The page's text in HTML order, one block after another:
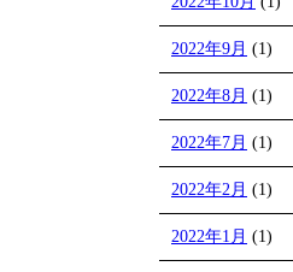
2022年9月 (1)
2022年8月 (1)
2022年7月 (1)
2022年2月 (1)
2022年1月 (1)